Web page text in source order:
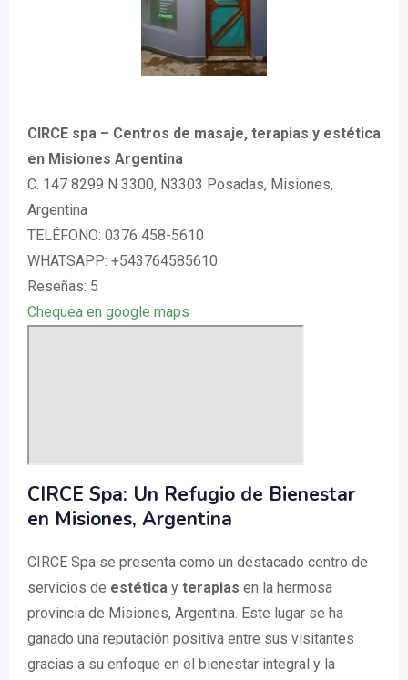
CIRCE spa – Centros de masaje, terapias y estética
en Misiones Argentina
C. 147 8299 N 3300, N3303 Posadas, Misiones,
Argentina
TELÉFONO: 0376 458-5610
WHATSAPP: +543764585610
Reseñas: 5
Chequea en google maps
CIRCE Spa: Un Refugio de Bienestar
en Misiones, Argentina
CIRCE Spa se presenta como un destacado centro de
servicios de estética y terapias en la hermosa
provincia de Misiones, Argentina. Este lugar se ha
ganado una reputación positiva entre sus visitantes
gracias a su enfoque en el bienestar integral y la